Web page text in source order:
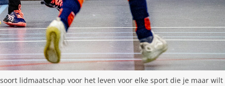
lidmaatschap voor het leven voor elke sport die je maar wilt